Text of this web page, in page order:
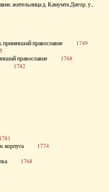
жительница д. Камумта Дигор. у.,
принявший православие 1749
православие 1768
1782
1781
корпуса 1774
1768